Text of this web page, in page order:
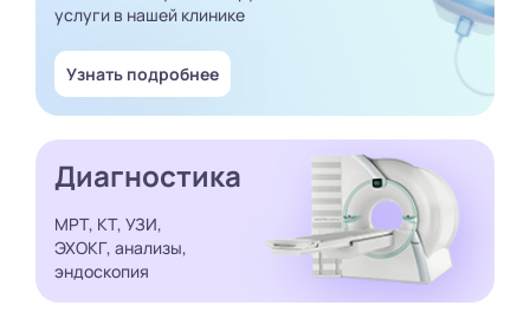
услуги в нашей клинике
Узнать подробнее
Диагностика
МРТ, КТ, УЗИ,
ЭХОКГ, анализы,
эндоскопия